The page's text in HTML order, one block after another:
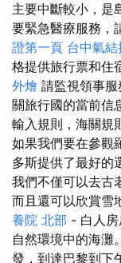
主要中斷較小，是
要緊急醫療服務，
證第一頁 台中氣
格提供旅行票和住
外燴 請監視領事
關旅行國的當前信
輸入規則，海關規
如果我們要在參觀
多斯提供了最好的
我們不僅可以去古
而且還可以欣賞雪
養院 北部 - 白人
自然環境中的海灘
發，到達巴黎到下